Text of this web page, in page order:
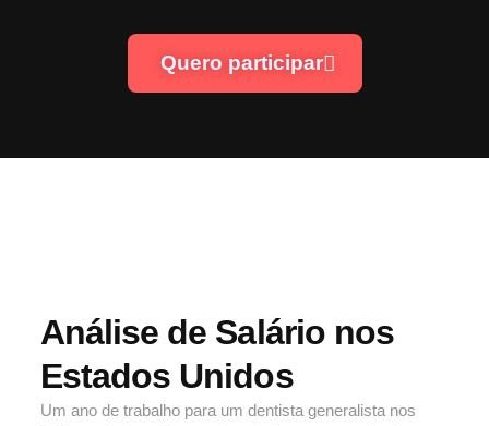
Quero participar
Análise de Salário nos
Estados Unidos
Um ano de trabalho para um dentista generalista nos